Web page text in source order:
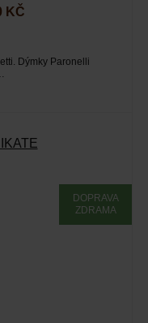
KČ
Dýmky Paronelli
DOPRAVA
ZDRAMA